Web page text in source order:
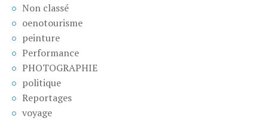
Non classé
oenotourisme
peinture
Performance
PHOTOGRAPHIE
politique
Reportages
voyage